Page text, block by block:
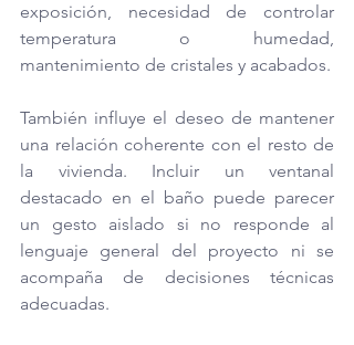
exposición, necesidad de controlar
temperatura o humedad,
mantenimiento de cristales y acabados.
También influye el deseo de mantener
una relación coherente con el resto de
la vivienda. Incluir un ventanal
destacado en el baño puede parecer
un gesto aislado si no responde al
lenguaje general del proyecto ni se
acompaña de decisiones técnicas
adecuadas.